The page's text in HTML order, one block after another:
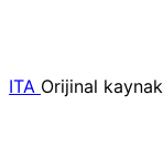
ITA Orijinal kaynak